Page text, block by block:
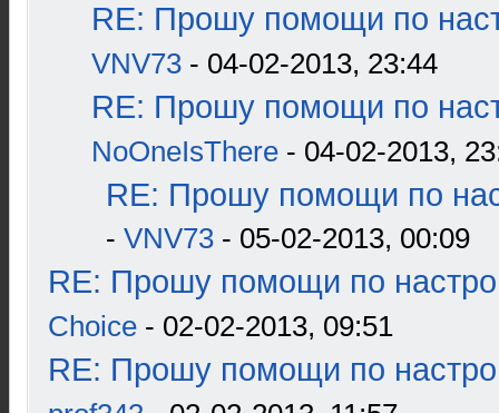
RE: Прошу помощи по
VNV73 - 04-02-2013, 23:44
RE: Прошу помощи по
NoOneIsThere - 04-02-2013,
RE: Прошу помощи по
- VNV73 - 05-02-2013, 00:09
RE: Прошу помощи по
Choice - 02-02-2013, 09:51
RE: Прошу помощи по